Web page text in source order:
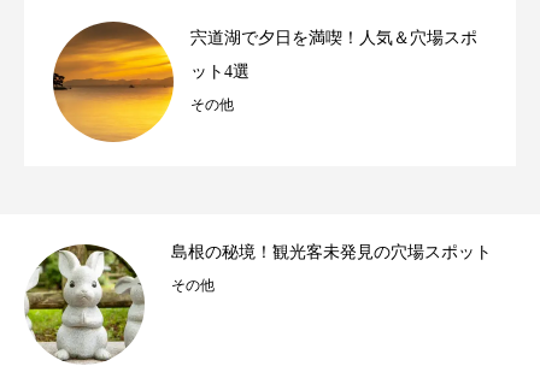
宍道湖で夕日を満喫！人気＆穴場スポ
ット4選
その他
島根の秘境！観光客未発見の穴場スポット
その他